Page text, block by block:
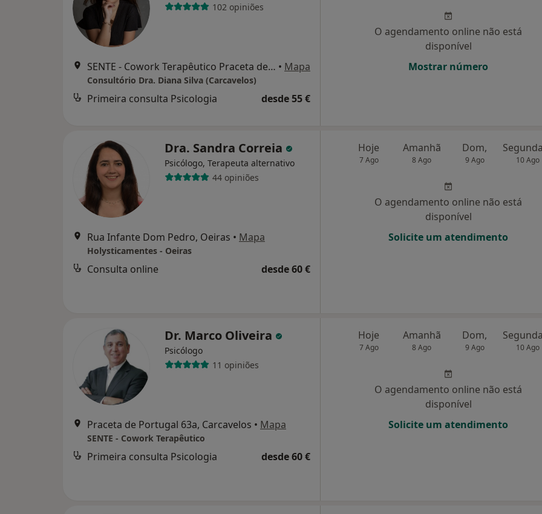
102 opiniões
SENTE - Cowork Terapêutico Praceta de Portugal, 63 A Quinta de São Gonçalo, Carcavelos • Mapa
Consultório Dra. Diana Silva (Carcavelos)
Primeira consulta Psicologia desde 55 €
O agendamento online não está
disponível
Mostrar número
Dra. Sandra Correia
Psicólogo, Terapeuta alternativo
44 opiniões
Rua Infante Dom Pedro, Oeiras • Mapa
Holysticamentes - Oeiras
Consulta online desde 60 €
Hoje
7 Ago
Amanhã
8 Ago
Dom,
9 Ago 10 Ago
O agendamento online não está
disponível
Solicite um atendimento
Dr. Marco Oliveira
Psicólogo
11 opiniões
Praceta de Portugal 63a, Carcavelos • Mapa
SENTE - Cowork Terapêutico
Primeira consulta Psicologia desde 60 €
Hoje
7 Ago
Amanhã
8 Ago
Dom,
9 Ago 10 Ago
O agendamento online não está
disponível
Solicite um atendimento